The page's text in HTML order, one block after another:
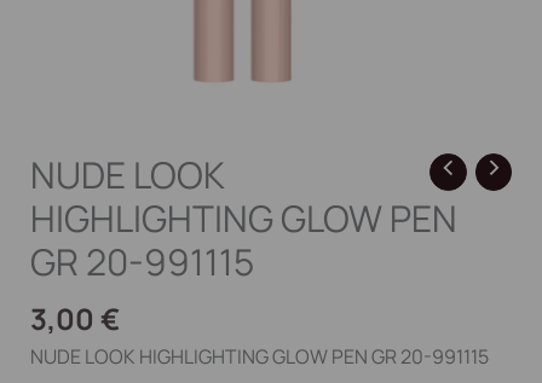
NUDE LOOK
HIGHLIGHTING GLOW PEN
GR 20-991115
3,00 €
NUDE LOOK HIGHLIGHTING GLOW PEN GR 20-991115